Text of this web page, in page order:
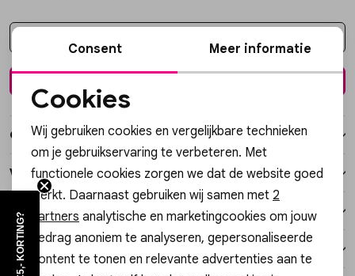
Lingerie
Over dit item
Winkelvoorraad
Kenmerken
Verzending / Ophalen in de winkel
Noodzakelijke cookies
Personalisatie cookies
Analytische cookies
Marketing cookies
Consent Meer informatie
Cookies
Wij gebruiken cookies en vergelijkbare technieken
om je gebruikservaring te verbeteren. Met
functionele cookies zorgen we dat de website goed
werkt. Daarnaast gebruiken wij samen met 2
partners analytische en marketingcookies om jouw
gedrag anoniem te analyseren, gepersonaliseerde
content te tonen en relevante advertenties aan te